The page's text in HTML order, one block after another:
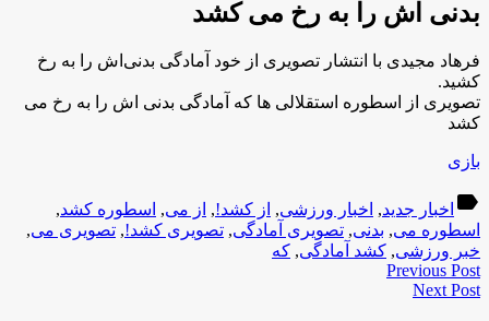
بدنی اش را به رخ می کشد
فرهاد مجیدی با انتشار تصویری از خود آمادگی بدنی‌اش را به رخ
کشید.
تصویری از اسطوره استقلالی ها که آمادگی بدنی اش را به رخ می
کشد
بازی
label اخبار جدید, اخبار ورزشی, از کشد!, از می, اسطوره کشد,
اسطوره می, بدنی, تصویری آمادگی, تصویری کشد!, تصویری می,
خبر ورزشی, کشد آمادگی, که
Previous Post
Next Post